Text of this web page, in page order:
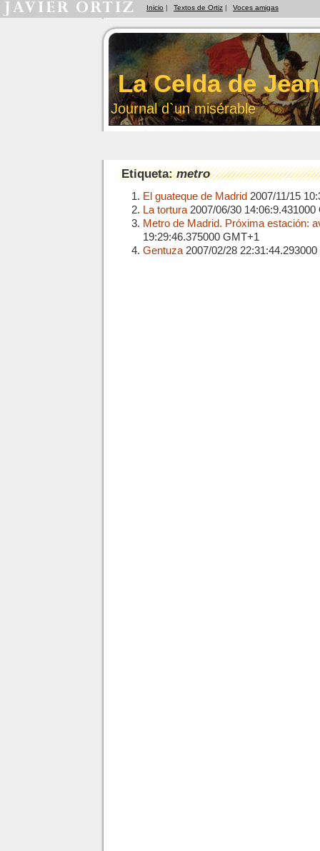
Inicio | Textos de Ortiz | Voces amigas
La Celda de
Journal d`un misérable
Etiqueta:metro
El guateque de Madrid 2007/11/15
La tortura 2007/06/30 14:06:9.431000
Metro de Madrid. Próxima estación:
19:29:46.375000 GMT+1
Gentuza 2007/02/28